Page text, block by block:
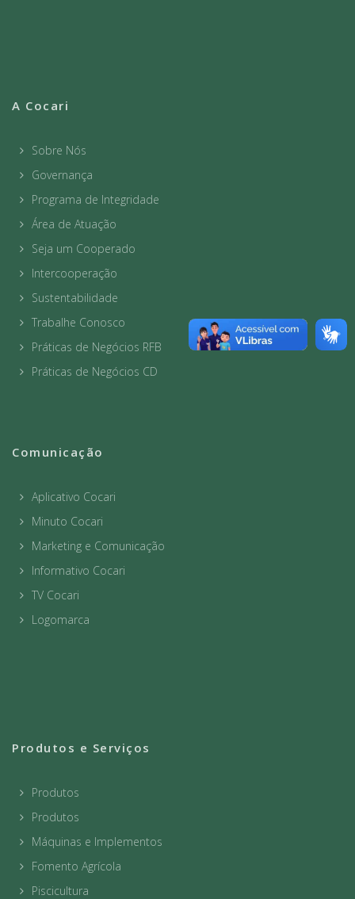
A Cocari
Sobre Nós
Governança
Programa de Integridade
Área de Atuação
Seja um Cooperado
Intercooperação
Sustentabilidade
Trabalhe Conosco
Práticas de Negócios RFB
Práticas de Negócios CD
Comunicação
Aplicativo Cocari
Minuto Cocari
Marketing e Comunicação
Informativo Cocari
TV Cocari
Logomarca
Produtos e Serviços
Produtos
Produtos
Máquinas e Implementos
Fomento Agrícola
Piscicultura